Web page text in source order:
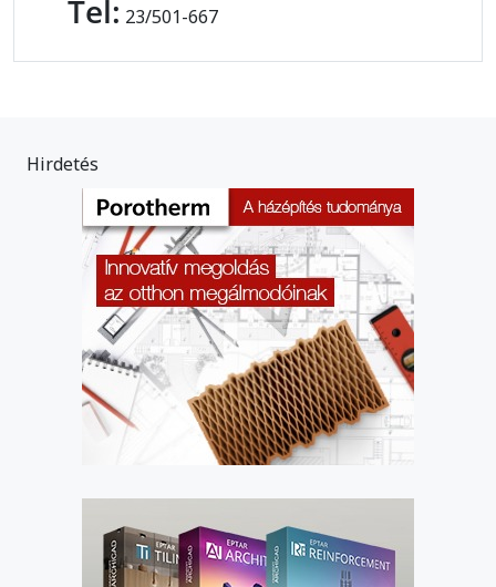
Tel: 23/501-667
Hirdetés